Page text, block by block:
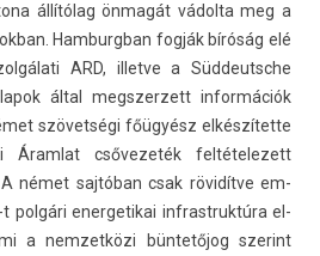
állítólag önmagát vádolta meg a
Ham­burgban fogják bíróság elé
ARD, il­let­ve a Süd­deutsche
által megszer­zett in­for­mációk
szövetségi főügyész elkészítette
csővezeték fel­tételezett
német sajtóban csak rövidítve em­
t polgári en­er­getikai in­frastruk­túra el­
a nem­zetközi büntetőjog szerint